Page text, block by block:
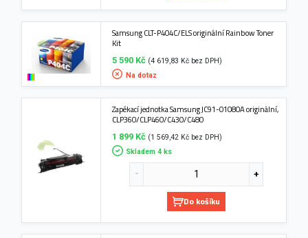
Samsung CLT-P404C/ELS originální Rainbow Toner
Kit
5 590 Kč (4 619,83 Kč bez DPH)
Na dotaz
Zapékací jednotka Samsung JC91-01080A originální,
CLP360/CLP460/C430/C480
1 899 Kč (1 569,42 Kč bez DPH)
Skladem 4 ks
Do košíku